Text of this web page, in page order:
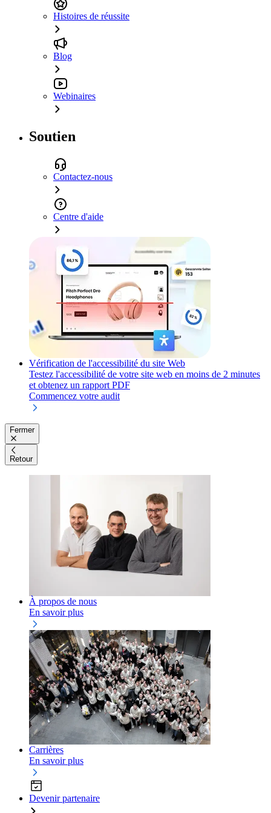
Histoires de réussite
Blog
Webinaires
Soutien
Contactez-nous
Centre d'aide
Vérification de l'accessibilité du site Web
Testez l'accessibilité de votre site web en moins de 2 minutes
et obtenez un rapport PDF
Commencez votre audit
Fermer
Retour
À propos de nous
En savoir plus
Carrières
En savoir plus
Devenir partenaire